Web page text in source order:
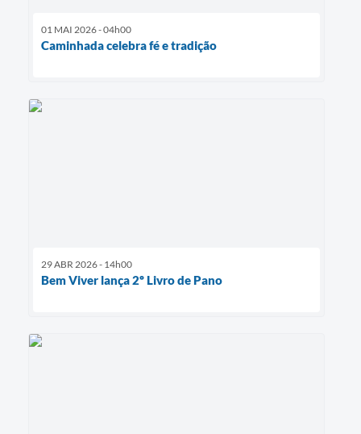
01 MAI 2026 - 04h00
Caminhada celebra fé e tradição
29 ABR 2026 - 14h00
Bem Viver lança 2º Livro de Pano